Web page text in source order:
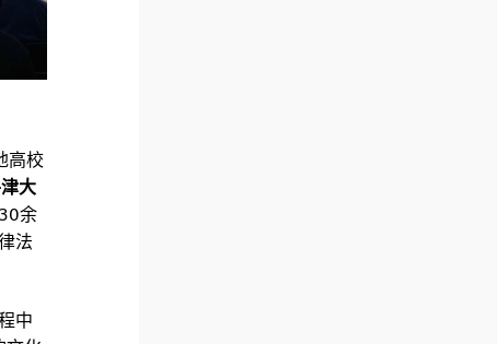
高校
大
余
法
中